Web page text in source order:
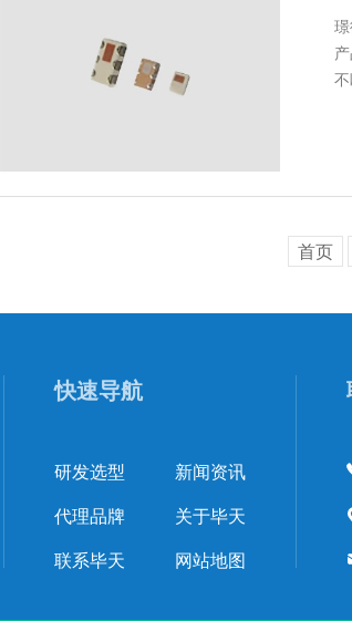
首页
快速导航
研发选型 新闻资讯
代理品牌 关于毕天
联系毕天 网站地图